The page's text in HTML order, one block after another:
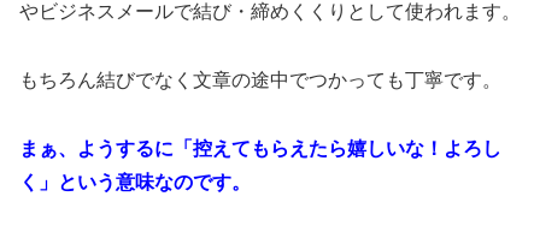
やビジネスメールで結び・締めくくりとして使われます。
もちろん結びでなく文章の途中でつかっても丁寧です。
まぁ、ようするに「控えてもらえたら嬉しいな！よろし
く」という意味なのです。